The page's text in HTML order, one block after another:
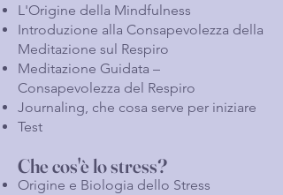
L'Origine della Mindfulness
Introduzione alla Consapevolezza della
Meditazione sul Respiro
Meditazione Guidata –
Consapevolezza del Respiro
Journaling, che cosa serve per iniziare
Test
Che cos'è lo stress?
Origine e Biologia dello Stress